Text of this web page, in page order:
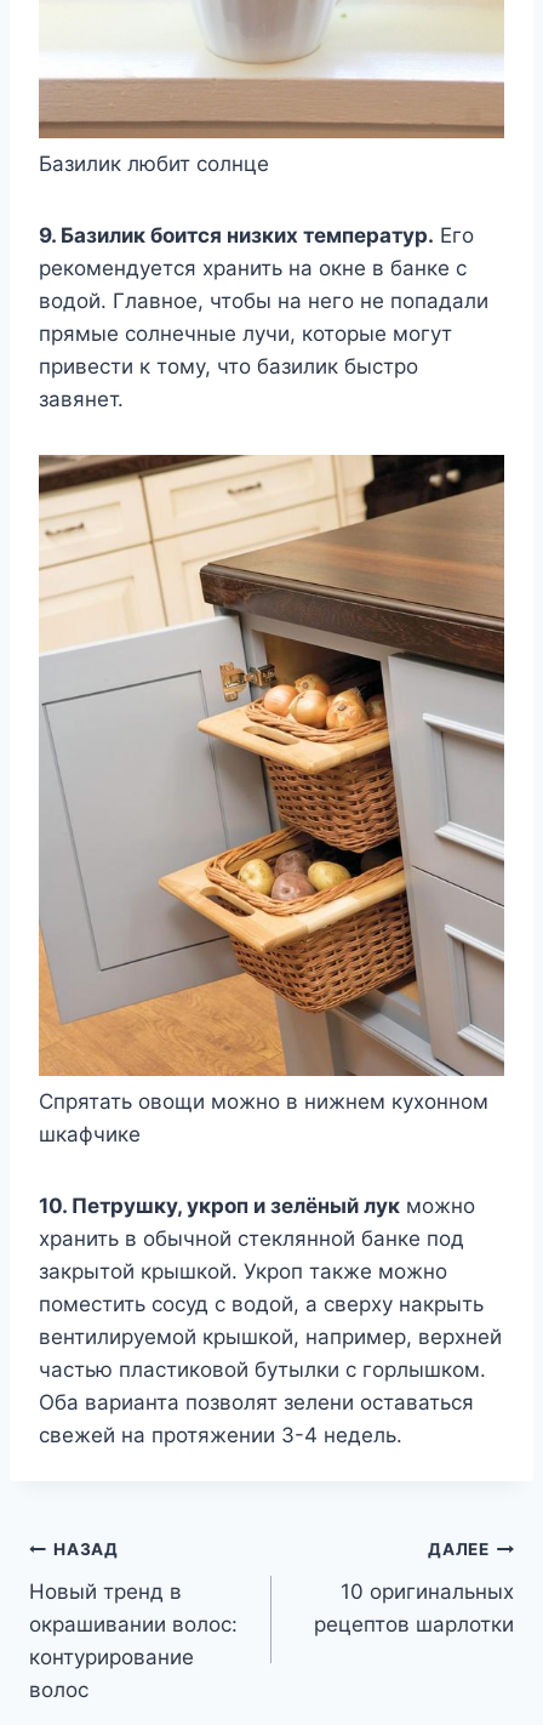
Базилик любит солнце
9. Базилик боится низких температур. Его
рекомендуется хранить на окне в банке с
водой. Главное, чтобы на него не попадали
прямые солнечные лучи, которые могут
привести к тому, что базилик быстро
завянет.
Спрятать овощи можно в нижнем кухонном
шкафчике
10. Петрушку, укроп и зелёный лук можно
хранить в обычной стеклянной банке под
закрытой крышкой. Укроп также можно
поместить сосуд с водой, а сверху накрыть
вентилируемой крышкой, например, верхней
частью пластиковой бутылки с горлышком.
Оба варианта позволят зелени оставаться
свежей на протяжении 3-4 недель.
Навигация
по
записям
НАЗАД
Новый тренд в
окрашивании волос:
контурирование
волос
ДАЛЕЕ
10 оригинальных
рецептов шарлотки